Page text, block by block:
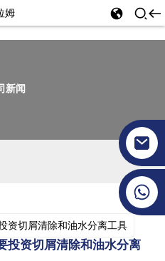
新闻
投资切屑清除和油水分离